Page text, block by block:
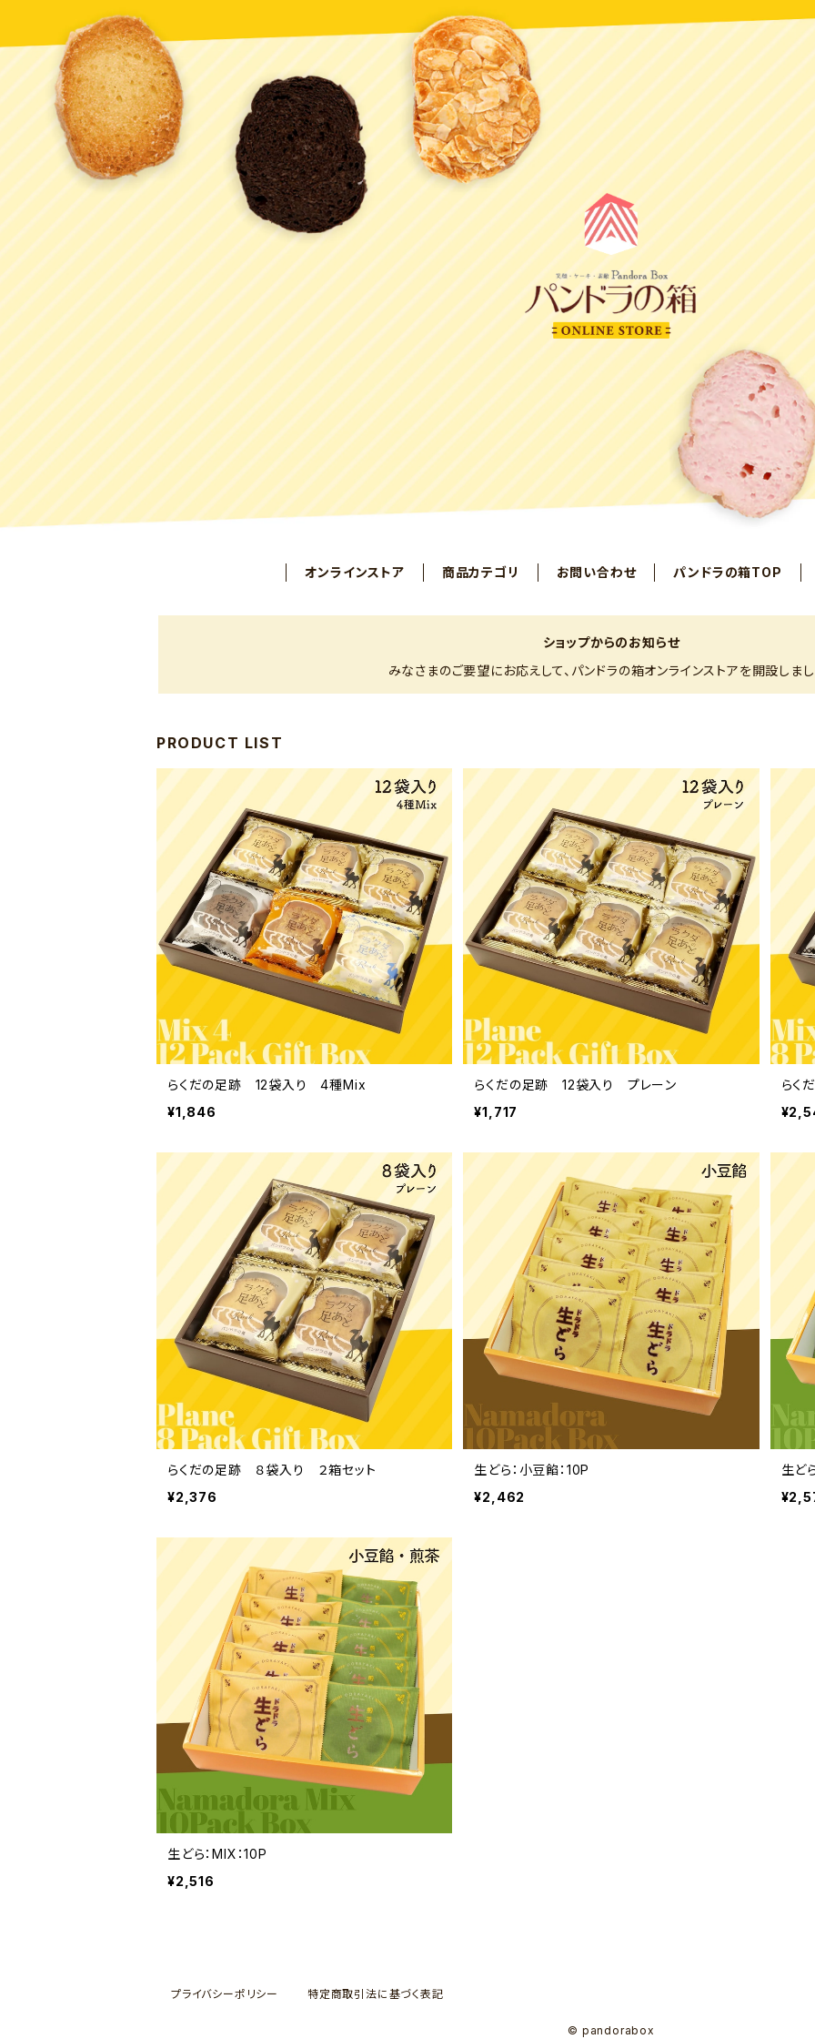
オンラインストア 商品カテゴリ お問い合わせ パンドラの箱TOP
ショップからのお知らせ
みなさまのご要望にお応えして、パンドラの箱オンラインストアを開設しまし
PRODUCT LIST
らくだの足跡 12袋入り 4種Mix
¥1,846
らくだの足跡 12袋入り プレーン
¥1,717
らく
らくだの足跡 ８袋入り ２箱セット
¥2,376
生どら：小豆餡：10P
¥2,462
生ど
生どら：MIX：10P
¥2,516
プライバシーポリシー 特定商取引法に基づく表記
© pandorabox